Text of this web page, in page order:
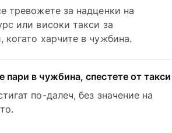
тревожете за надценки на
или високи такси за
когато харчите в чужбина.
пари в чужбина, спестете от такси
по-далеч, без значение на